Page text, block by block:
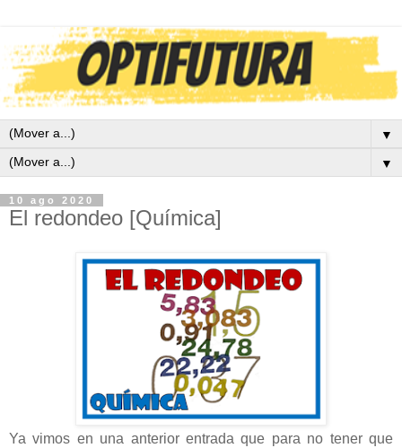
▼
▼
10 ago 2020
El redondeo [Química]
Ya vimos en una anterior entrada que para no tener que